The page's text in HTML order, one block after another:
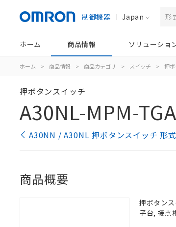
制御機器 Japan
ホーム 商品情報 ソリューショ
ホーム > 商品情報 > 商品カテゴリ > スイッチ > 押
押ボタンスイッチ
A30NL-MPM-
A30NN / A30NL 押ボタンスイッチ 形
商品概要
押ボタン
子台, 接点